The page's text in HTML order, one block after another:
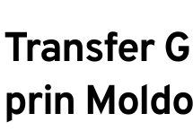
Transfer
prin